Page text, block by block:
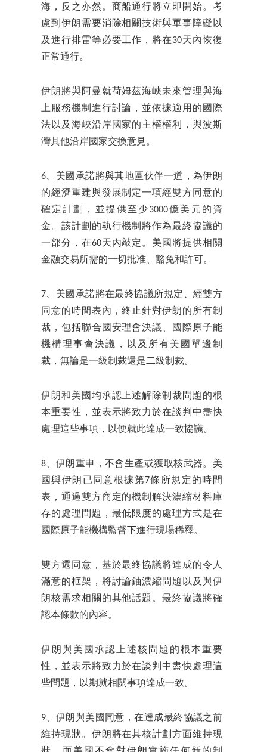
海，反之亦然。商船通行將立即開始。考
慮到伊朗需要消除相關技術與軍事障礙以
及進行排雷等必要工作，將在30天內恢復
正常通行。
伊朗將與阿曼就荷姆茲海峽未來管理與海
上服務機制進行討論，並依據適用的國際
法以及海峽沿岸國家的主權權利，與波斯
灣其他沿岸國家交換意見。
6、美國承諾將與其地區伙伴一道，為伊朗
的經濟重建與發展制定一項經雙方同意的
確定計劃，並提供至少3000億美元的資
金。該計劃的執行機制將作為最終協議的
一部分，在60天內敲定。美國將提供相關
金融交易所需的一切批准、豁免和許可。
7、美國承諾將在最終協議所規定、經雙方
同意的時間表內，終止針對伊朗的所有制
裁，包括聯合國安理會決議、國際原子能
機構理事會決議，以及所有美國單邊制
裁，無論是一級制裁還是二級制裁。
伊朗和美國均承認上述解除制裁問題的根
本重要性，並表示將致力於在談判中盡快
處理這些事項，以便就此達成一致協議。
8、伊朗重申，不會生產或獲取核武器。美
國與伊朗已同意根據第7條所規定的時間
表，通過雙方商定的機制解決濃縮材料庫
存的處理問題，最低限度的處理方式是在
國際原子能機構監督下進行現場稀釋。
雙方還同意，基於最終協議將達成的令人
滿意的框架，將討論鈾濃縮問題以及與伊
朗核需求相關的其他話題。最終協議將確
認本條款的內容。
伊朗與美國承認上述核問題的根本重要
性，並表示將致力於在談判中盡快處理這
些問題，以期就相關事項達成一致。
9、伊朗與美國同意，在達成最終協議之前
維持現狀。伊朗將在其核計劃方面維持現